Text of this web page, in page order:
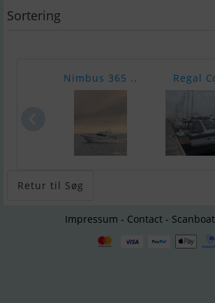
Sortering
Nimbus 365 .. Regal
Retur til Søg
Impressum - Contact -